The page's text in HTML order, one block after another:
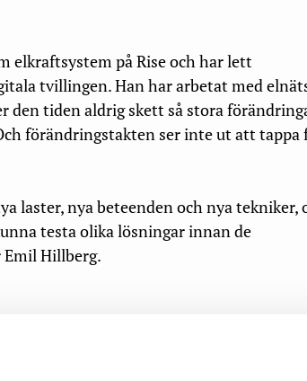
elkraftsystem på Rise och har lett
tvillingen. Han har arbetat med
den tiden aldrig skett så stora
förändringstakten ser inte ut att tappa
laster, nya beteenden och nya tekniker,
testa olika lösningar innan de
Hillberg.
svenska elnätet.